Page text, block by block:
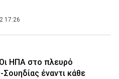
17:26
ΗΠΑ στο πλευρό
Σουηδίας έναντι κάθε